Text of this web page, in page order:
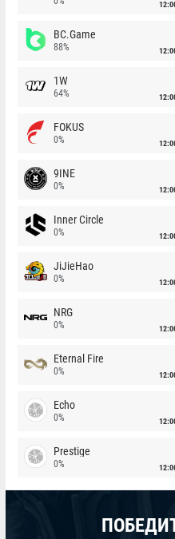
BC.Game
88%
1W
64%
FOKUS
0%
9INE
0%
Inner Circle
0%
JiJieHao
0%
NRG
0%
Eternal Fire
0%
Echo
0%
Prestige
0%